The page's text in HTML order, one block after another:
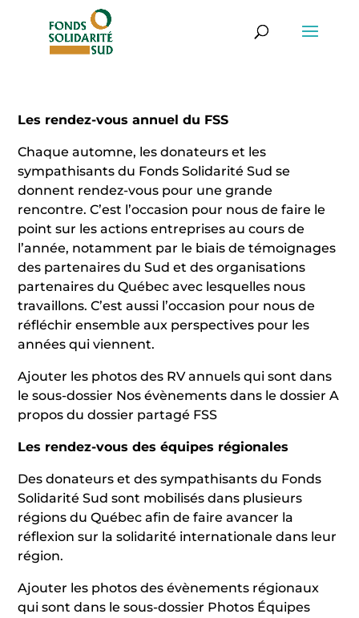
Les rendez-vous annuel du FSS
Chaque automne, les donateurs et les
sympathisants du Fonds Solidarité Sud se
donnent rendez-vous pour une grande
rencontre. C’est l’occasion pour nous de faire le
point sur les actions entreprises au cours de
l’année, notamment par le biais de témoignages
des partenaires du Sud et des organisations
partenaires du Québec avec lesquelles nous
travaillons. C’est aussi l’occasion pour nous de
réfléchir ensemble aux perspectives pour les
années qui viennent.
Ajouter les photos des RV annuels qui sont dans
le sous-dossier Nos évènements dans le dossier A
propos du dossier partagé FSS
Les rendez-vous des équipes régionales
Des donateurs et des sympathisants du Fonds
Solidarité Sud sont mobilisés dans plusieurs
régions du Québec afin de faire avancer la
réflexion sur la solidarité internationale dans leur
région.
Ajouter les photos des évènements régionaux
qui sont dans le sous-dossier Photos Équipes